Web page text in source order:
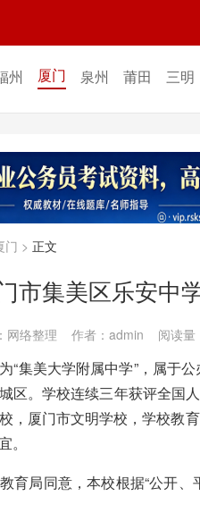
西藏 四川
重庆
江西 安徽
浙江
广东 广西
海南
业 内蒙古
州 厦门 泉州 莆田 三明
门 > 正文
市集美区乐安中
网络整理 作者：admin 阅读量
“集美大学附属中学”，属于
。学校连续三年获评全国
，厦门市文明学校，学校教
育局同意，本校根据“公开